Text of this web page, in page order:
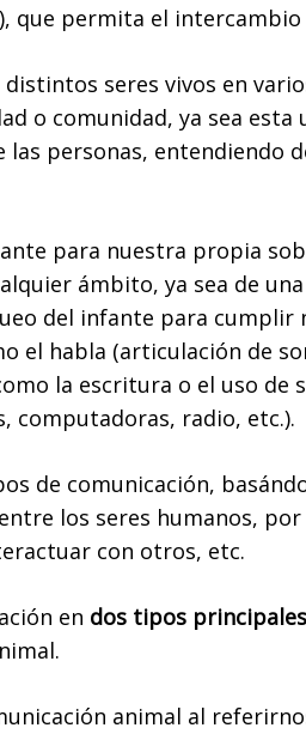
que permita el
seres vivos en
o comunidad, ya sea
personas, entendiendo
para nuestra propia
ámbito, ya sea de
del infante para cumplir
el habla (articulación de
la escritura o el uso de
computadoras, radio, etc.).
de comunicación,
los seres humanos,
con otros, etc.
en dos tipos principales
animal al